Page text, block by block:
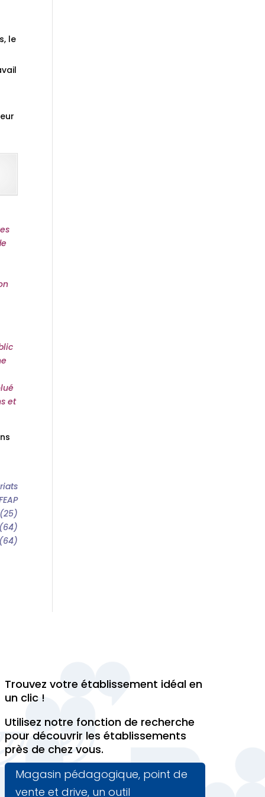
le
et
Trouvez votre établissement idéal en
un clic !
Utilisez notre fonction de recherche
pour découvrir les établissements
près de chez vous.
Magasin pédagogique, point de
vente et drive, un outil